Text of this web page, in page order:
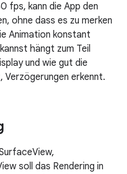
fps, kann die App den
ohne dass es zu merken
Animation konstant
hängt zum Teil
und wie gut die
Verzögerungen erkennt.
soll das Rendering in